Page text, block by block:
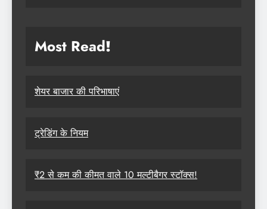
Most Read!
शेयर बाजार की परिभाषाएं
ट्रेडिंग के नियम
₹2 से कम की कीमत वाले 10 मल्टीबैगर स्टॉक्स!